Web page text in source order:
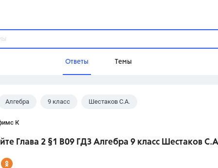
Ответы Темы
Домашнее задание
Школа
Алгебра 9 класс Шестаков С.А.
К
Глава 2 §1 B09 ГДЗ Алгебра 9 класс Шестаков